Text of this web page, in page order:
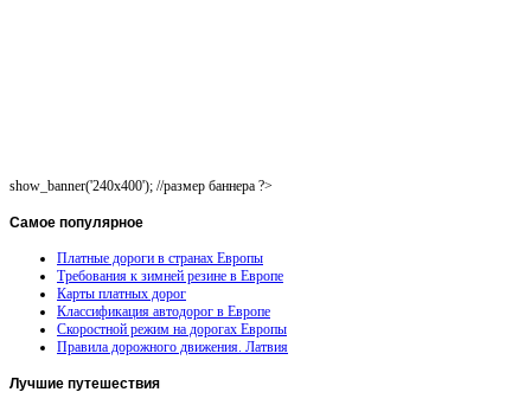
show_banner('240x400'); //размер баннера ?>
Самое популярное
Платные дороги в странах Европы
Требования к зимней резине в Европе
Карты платных дорог
Классификация автодорог в Европе
Скоростной режим на дорогах Европы
Правила дорожного движения. Латвия
Лучшие путешествия